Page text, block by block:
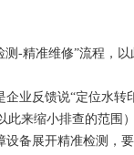
-精准维修”流程，以
业反馈说“定位水转
来缩小排查的范围）
备展开精准检测，